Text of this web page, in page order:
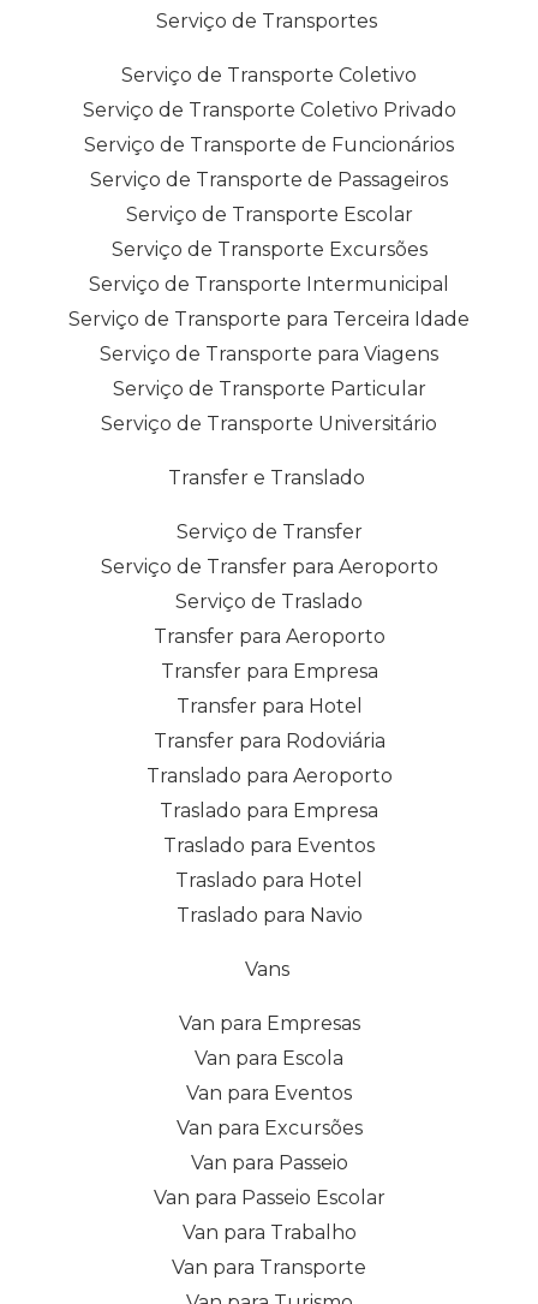
Serviço de Transportes
Serviço de Transporte Coletivo
Serviço de Transporte Coletivo Privado
Serviço de Transporte de Funcionários
Serviço de Transporte de Passageiros
Serviço de Transporte Escolar
Serviço de Transporte Excursões
Serviço de Transporte Intermunicipal
Serviço de Transporte para Terceira Idade
Serviço de Transporte para Viagens
Serviço de Transporte Particular
Serviço de Transporte Universitário
Transfer e Translado
Serviço de Transfer
Serviço de Transfer para Aeroporto
Serviço de Traslado
Transfer para Aeroporto
Transfer para Empresa
Transfer para Hotel
Transfer para Rodoviária
Translado para Aeroporto
Traslado para Empresa
Traslado para Eventos
Traslado para Hotel
Traslado para Navio
Vans
Van para Empresas
Van para Escola
Van para Eventos
Van para Excursões
Van para Passeio
Van para Passeio Escolar
Van para Trabalho
Van para Transporte